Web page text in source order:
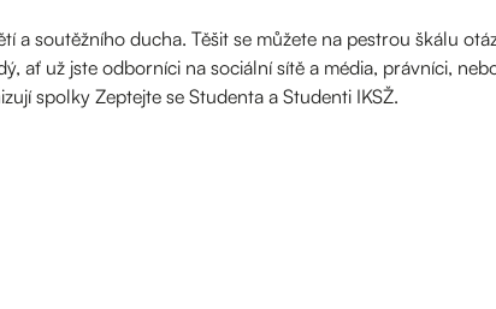
a soutěžního ducha. Těšit se můžete na pestrou škálu
ať už jste odborníci na sociální sítě a média, právníci,
spolky Zeptejte se Studenta a Studenti IKSŽ.